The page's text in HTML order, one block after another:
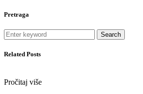
Pretraga
Search
Related Posts
Pročitaj više